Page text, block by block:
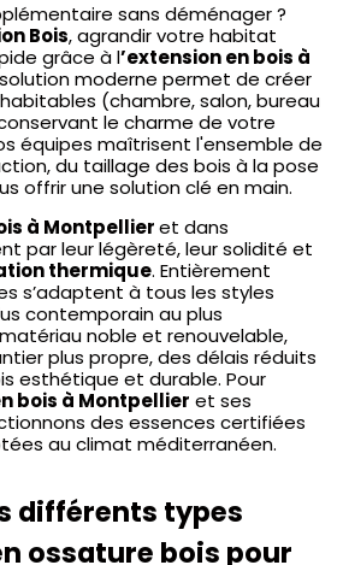
sans déménager ?
Bois, agrandir votre habitat
grâce à l’extension en bois à
moderne permet de créer
(chambre, salon, bureau
le charme de votre
équipes maîtrisent l'ensemble de
du taillage des bois à la pose
offrir une solution clé en main.
à Montpellieret dans
par leur légèreté, leur solidité et
thermique. Entièrement
s’adaptent à tous les styles
contemporain au plus
noble et renouvelable,
plus propre, des délais réduits
esthétique et durable. Pour
bois à Montpellier et ses
des essences certifiées
au climat méditerranéen.
différents types
ossature bois pour